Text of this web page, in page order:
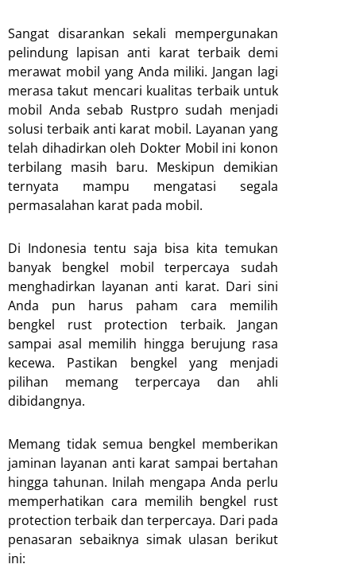
Sangat disarankan sekali mempergunakan
pelindung lapisan anti karat terbaik demi
merawat mobil yang Anda miliki. Jangan lagi
merasa takut mencari kualitas terbaik untuk
mobil Anda sebab Rustpro sudah menjadi
solusi terbaik anti karat mobil. Layanan yang
telah dihadirkan oleh Dokter Mobil ini konon
terbilang masih baru. Meskipun demikian
ternyata mampu mengatasi segala
permasalahan karat pada mobil.
Di Indonesia tentu saja bisa kita temukan
banyak bengkel mobil terpercaya sudah
menghadirkan layanan anti karat. Dari sini
Anda pun harus paham cara memilih
bengkel rust protection terbaik. Jangan
sampai asal memilih hingga berujung rasa
kecewa. Pastikan bengkel yang menjadi
pilihan memang terpercaya dan ahli
dibidangnya.
Memang tidak semua bengkel memberikan
jaminan layanan anti karat sampai bertahan
hingga tahunan. Inilah mengapa Anda perlu
memperhatikan cara memilih bengkel rust
protection terbaik dan terpercaya. Dari pada
penasaran sebaiknya simak ulasan berikut
ini: